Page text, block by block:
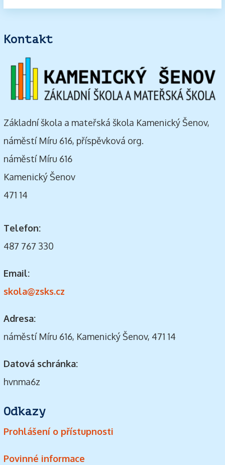
Kontakt
Základní škola a mateřská škola Kamenický Šenov,
náměstí Míru 616, příspěvková org.
náměstí Míru 616
Kamenický Šenov
471 14
Telefon:
487 767 330
Email:
skola@zsks.cz
Adresa:
náměstí Míru 616, Kamenický Šenov, 471 14
Datová schránka:
hvnma6z
Odkazy
Prohlášení o přístupnosti
Povinné informace